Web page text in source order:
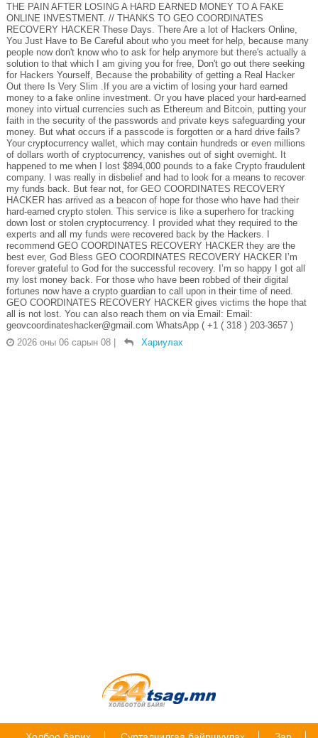
THE PAIN AFTER LOSING A HARD EARNED MONEY TO A FAKE
ONLINE INVESTMENT. // THANKS TO GEO COORDINATES
RECOVERY HACKER These Days. There Are a lot of Hackers Online,
You Just Have to Be Careful about who you meet for help, because many
people now don't know who to ask for help anymore but there's actually a
solution to that which I am giving you for free, Don't go out there seeking
for Hackers Yourself, Because the probability of getting a Real Hacker
Out there Is Very Slim .If you are a victim of losing your hard earned
money to a fake online investment. Or you have placed your hard-earned
money into virtual currencies such as Ethereum and Bitcoin, putting your
faith in the security of the passwords and private keys safeguarding your
money. But what occurs if a passcode is forgotten or a hard drive fails?
Your cryptocurrency wallet, which may contain hundreds or even millions
of dollars worth of cryptocurrency, vanishes out of sight overnight. It
happened to me when I lost $894,000 pounds to a fake Crypto fraudulent
company. I was really in disbelief and had to look for a means to recover
my funds back. But fear not, for GEO COORDINATES RECOVERY
HACKER has arrived as a beacon of hope for those who have had their
hard-earned crypto stolen. This service is like a superhero for tracking
down lost or stolen cryptocurrency. I provided what they required to the
experts and all my funds were recovered back by the Hackers. I
recommend GEO COORDINATES RECOVERY HACKER they are the
best ever, God Bless GEO COORDINATES RECOVERY HACKER I’m
forever grateful to God for the successful recovery. I’m so happy I got all
my lost money back. For those who have been robbed of their digital
fortunes now have a crypto guardian to call upon in their time of need.
GEO COORDINATES RECOVERY HACKER gives victims the hope that
all is not lost. You can also reach them on via Email: Email:
geovcoordinateshacker@gmail.com WhatsApp ( +1 ( 318 ) 203-3657 )
2026 оны 06 сарын 08
Хариулах